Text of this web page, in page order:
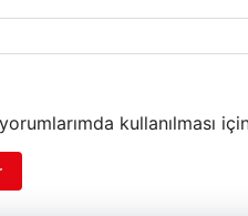
kullanılması